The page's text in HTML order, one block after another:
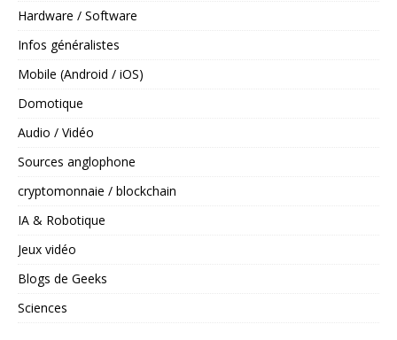
Hardware / Software
Infos généralistes
Mobile (Android / iOS)
Domotique
Audio / Vidéo
Sources anglophone
cryptomonnaie / blockchain
IA & Robotique
Jeux vidéo
Blogs de Geeks
Sciences